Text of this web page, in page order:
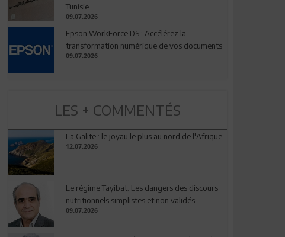
Tunisie
09.07.2026
Epson WorkForce DS : Accélérez la
transformation numérique de vos documents
09.07.2026
LES + COMMENTÉS
La Galite : le joyau le plus au nord de l'Afrique
12.07.2026
Le régime Tayibat: Les dangers des discours
nutritionnels simplistes et non validés
09.07.2026